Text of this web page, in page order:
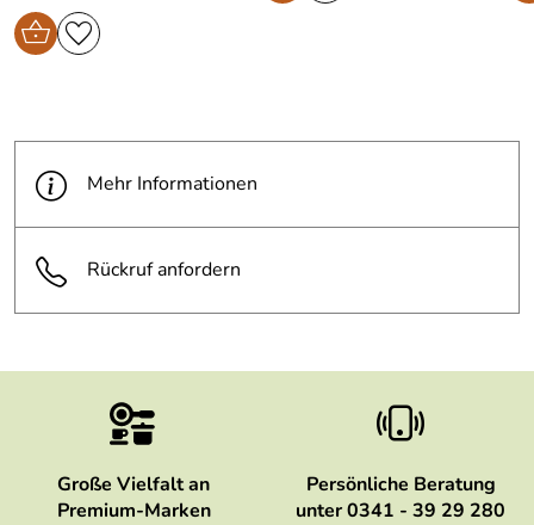
Mehr Informationen
Rückruf anfordern
Große Vielfalt an
Premium-Marken
Persönliche Beratung
unter 0341 - 39 29 280